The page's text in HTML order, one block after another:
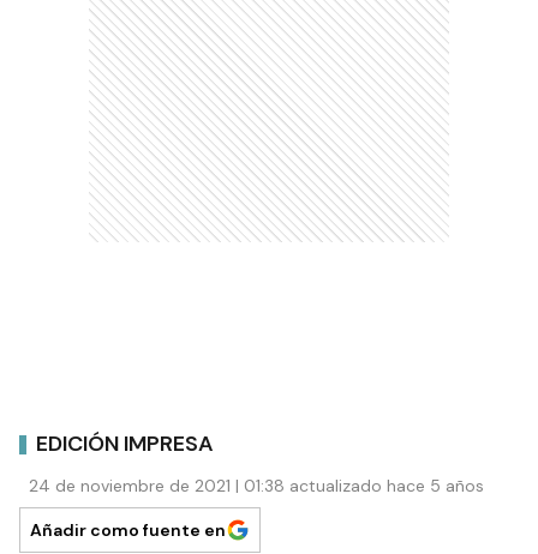
EDICIÓN IMPRESA
24 de noviembre de 2021 | 01:38 actualizado hace 5 años
Añadir como fuente en